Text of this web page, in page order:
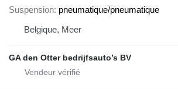
Suspension pneumatique/pneumatique
Belgique, Meer
GA den Otter bedrijfsauto’s BV